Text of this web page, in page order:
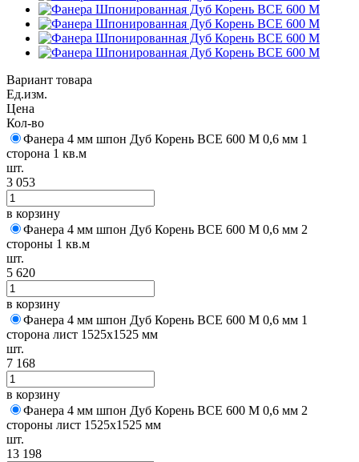
Вариант товара
Ед.изм.
Цена
Кол-во
Фанера 4 мм шпон Дуб Корень BCE 600 M 0,6 мм 1
сторона 1 кв.м
шт.
3 053
в корзину
Фанера 4 мм шпон Дуб Корень BCE 600 M 0,6 мм 2
стороны 1 кв.м
шт.
5 620
в корзину
Фанера 4 мм шпон Дуб Корень BCE 600 M 0,6 мм 1
сторона лист 1525х1525 мм
шт.
7 168
в корзину
Фанера 4 мм шпон Дуб Корень BCE 600 M 0,6 мм 2
стороны лист 1525х1525 мм
шт.
13 198